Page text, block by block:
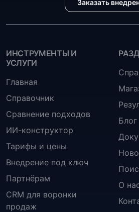
Заказать
ИНСТРУМЕНТЫ И
УСЛУГИ
Главная
Справочник
Сравнение подходов
ИИ-конструктор
Тарифы и цены
Внедрение под ключ
Партнёрам
CRM для воронки
продаж
Блог
О